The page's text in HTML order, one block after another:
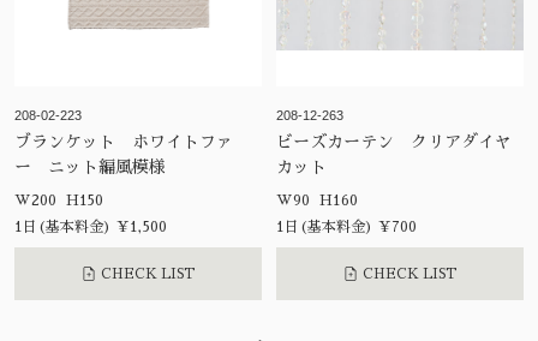
208-02-223
ブランケット ホワイトファ
ー ニット編風模様
W200 H150
1日(基本料金) ¥1,500
CHECK LIST
208-12-263
ビーズカーテン クリアダイヤ
カット
W90 H160
1日(基本料金) ¥700
CHECK LIST